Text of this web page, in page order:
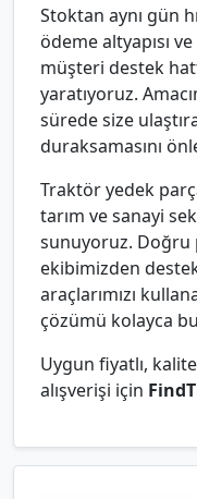
Stoktan aynı gün
ödeme altyapısı
müşteri destek
yaratıyoruz.
sürede size
duraksamasını
Traktör yedek
tarım ve sanayi
sunuyoruz. Doğru
ekibimizden
araçlarımızı
çözümü kolayca
Uygun fiyatlı,
alışverişi için